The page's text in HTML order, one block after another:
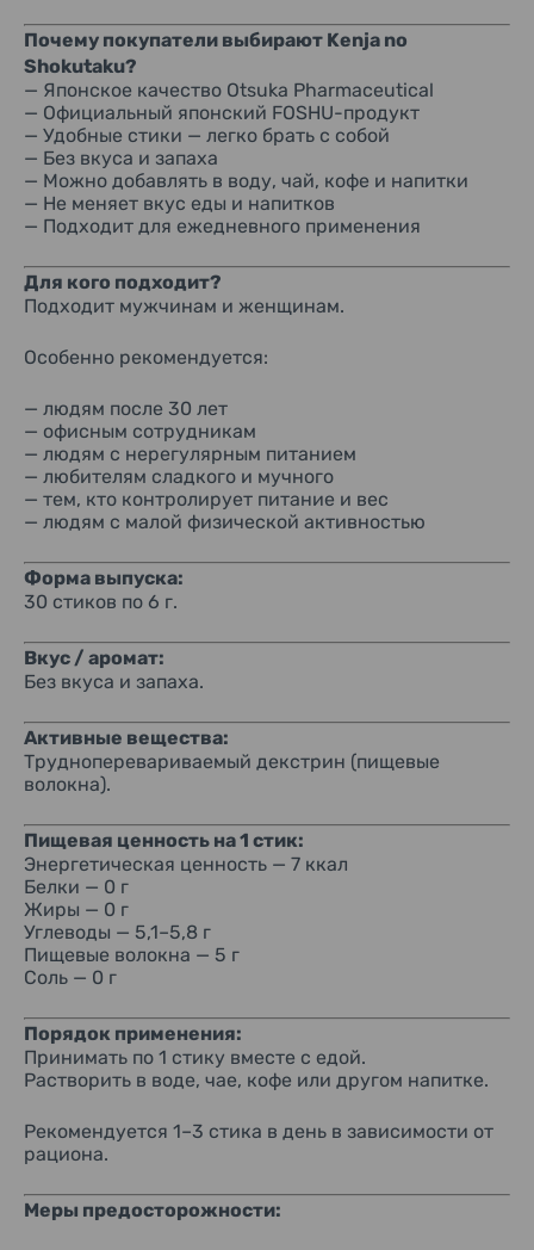
Почему покупатели выбирают Kenja no
Shokutaku?
— Японское качество Otsuka Pharmaceutical
— Официальный японский FOSHU-продукт
— Удобные стики — легко брать с собой
— Без вкуса и запаха
— Можно добавлять в воду, чай, кофе и напитки
— Не меняет вкус еды и напитков
— Подходит для ежедневного применения
Для кого подходит?
Подходит мужчинам и женщинам.
Особенно рекомендуется:
— людям после 30 лет
— офисным сотрудникам
— людям с нерегулярным питанием
— любителям сладкого и мучного
— тем, кто контролирует питание и вес
— людям с малой физической активностью
Форма выпуска:
30 стиков по 6 г.
Вкус / аромат:
Без вкуса и запаха.
Активные вещества:
Трудноперевариваемый декстрин (пищевые
волокна).
Пищевая ценность на 1 стик:
Энергетическая ценность — 7 ккал
Белки — 0 г
Жиры — 0 г
Углеводы — 5,1–5,8 г
Пищевые волокна — 5 г
Соль — 0 г
Порядок применения:
Принимать по 1 стику вместе с едой.
Растворить в воде, чае, кофе или другом напитке.
Рекомендуется 1–3 стика в день в зависимости от
рациона.
Меры предосторожности: